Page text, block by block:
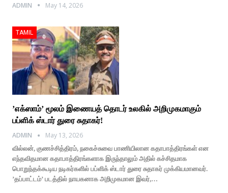
ADMIN
May 14, 2026
TAMIL
’எக்ஸாம்’ மூலம் இணையத் தொடர் உலகில் அறிமுகமாகும்
பப்ளிக் ஸ்டார் துரை சுதாகர்!
ADMIN
May 13, 2026
வில்லன், குணச்சித்திரம், நகைச்சுவை பாணியிலான கதாபாத்திரங்கள் என
எந்தவிதமான கதாபாத்திரங்களாக இருந்தாலும் அதில் கச்சிதமாக
பொறுந்தக்கூடிய நடிகர்களில் பப்ளிக் ஸ்டார் துரை சுதாகர் முக்கியமானவர்.
’தப்பாட்டம்’ படத்தில் நாயகனாக அறிமுகமான இவர்,…